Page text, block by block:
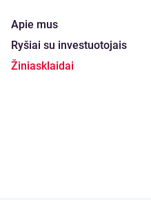
Apie mus
Ryšiai su investuotojais
Žiniasklaidai